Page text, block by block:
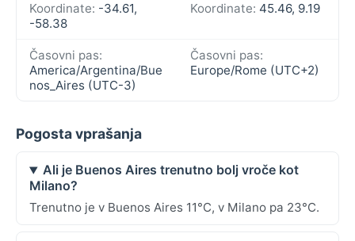
Koordinate: -34.61,
-58.38
Koordinate: 45.46, 9.19
Časovni pas:
America/Argentina/Bue
nos_Aires (UTC-3)
Časovni pas:
Europe/Rome (UTC+2)
Pogosta vprašanja
Ali je Buenos Aires trenutno bolj vroče kot
Milano?
Trenutno je v Buenos Aires 11°C, v Milano pa 23°C.